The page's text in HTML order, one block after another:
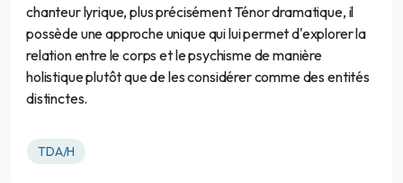
chanteur lyrique, plus précisément Ténor dramatique, il
possède une approche unique qui lui permet d'explorer la
relation entre le corps et le psychisme de manière
holistique plutôt que de les considérer comme des entités
distinctes.
TDA/H